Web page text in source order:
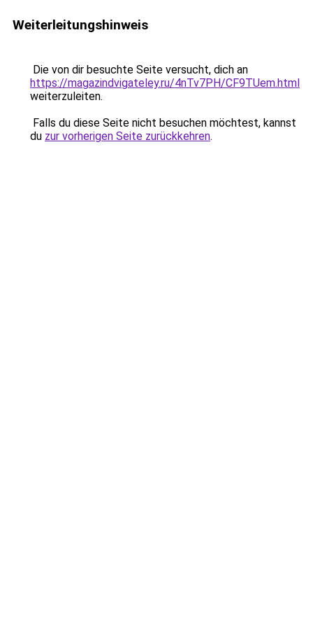
Weiterleitungshinweis
Die von dir besuchte Seite versucht, dich an
https://magazindvigateley.ru/4nTv7PH/CF9TUem.html
weiterzuleiten.
Falls du diese Seite nicht besuchen möchtest, kannst
du zur vorherigen Seite zurückkehren.